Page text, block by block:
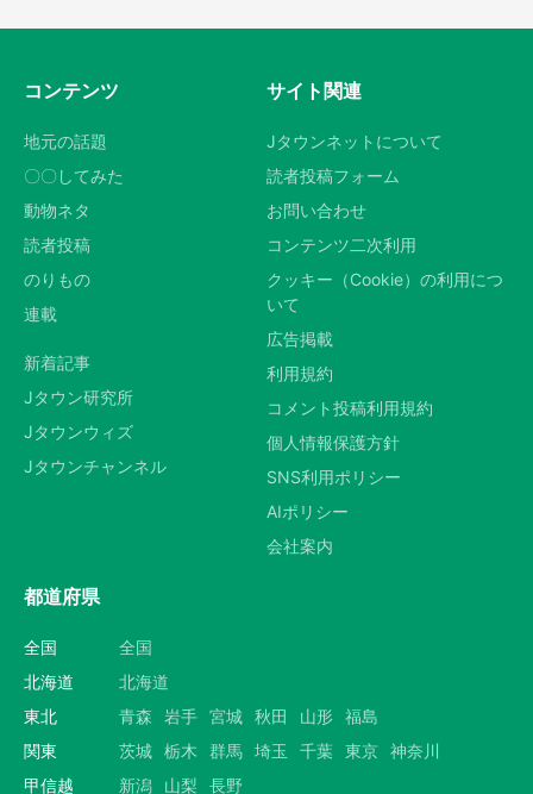
コンテンツ
地元の話題
〇〇してみた
動物ネタ
読者投稿
のりもの
連載
新着記事
Jタウン研究所
Jタウンウィズ
Jタウンチャンネル
サイト関連
Jタウンネットについて
読者投稿フォーム
お問い合わせ
コンテンツ二次利用
クッキー（Cookie）の利用につ
いて
広告掲載
利用規約
コメント投稿利用規約
個人情報保護方針
SNS利用ポリシー
AIポリシー
会社案内
都道府県
全国
全国
北海道
北海道
東北
青森 岩手 宮城 秋田 山形 福島
関東
茨城 栃木 群馬 埼玉 千葉 東京 神奈川
甲信越
新潟 山梨 長野